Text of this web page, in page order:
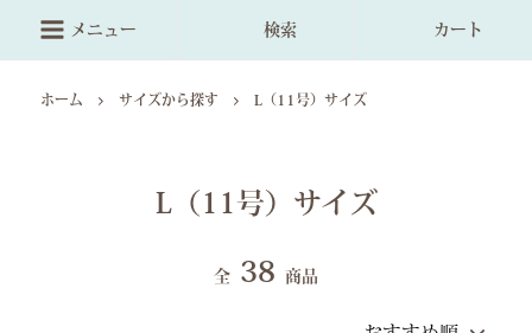
メニュー 検索 カート
ホーム サイズから探す L（11号）サイズ
L（11号）サイズ
全 38 商品